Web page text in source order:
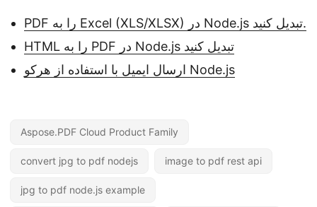
PDF را به Excel (XLS/XLSX) در Node.js تبدیل کنید.
HTML را به PDF در Node.js تبدیل کنید
ارسال ایمیل با استفاده از هرکو Node.js
Aspose.PDF Cloud Product Family
convert jpg to pdf nodejs image to pdf rest api
jpg to pdf node.js example